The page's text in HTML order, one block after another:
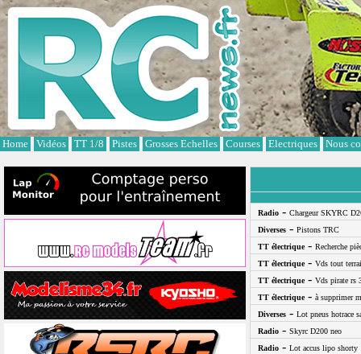
Home Vidéos TT 1/8 Pistes Grosses Echelles Courses Electriques Nous
Radio - Chargeur SKYRC
Diverses - Pistons TRC
TT électrique- Recherche
TT électrique- Vds tout
TT électrique- Vds pirate rs
TT électrique- à supprimer
Diverses - Lot pneus hotrace
Radio - Skyrc D200 neo
Radio - Lot accus lipo shorty
Cookies management panel